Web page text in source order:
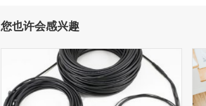
您也许会感兴趣